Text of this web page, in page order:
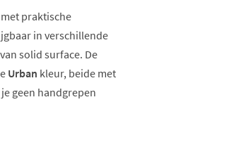
praktische
in verschillende
solid surface. De
Urban kleur, beide met
geen handgrepen